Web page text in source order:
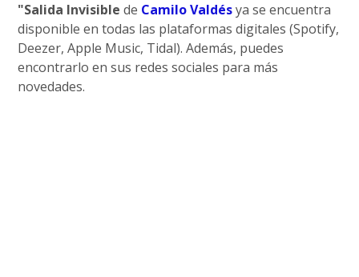
"Salida Invisible de Camilo Valdésya se encuentra
disponible en todas las plataformas digitales (Spotify,
Deezer, Apple Music, Tidal). Además, puedes
encontrarlo en sus redes sociales para más
novedades.